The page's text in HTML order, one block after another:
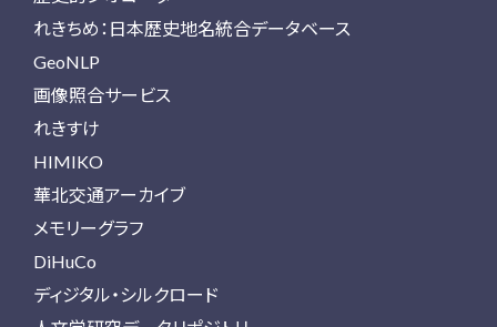
れきちめ：日本歴史地名統合データベース
GeoNLP
画像照合サービス
れきすけ
HIMIKO
華北交通アーカイブ
メモリーグラフ
DiHuCo
ディジタル・シルクロード